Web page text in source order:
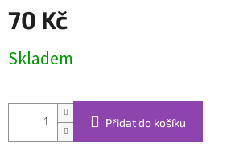
70 Kč
cena:
Skladem
Přidat do košíku